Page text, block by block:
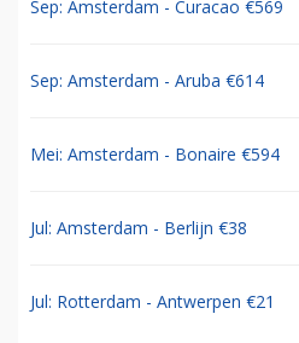
Sep: Amsterdam - Curacao €569
Sep: Amsterdam - Aruba €614
Mei: Amsterdam - Bonaire €594
Jul: Amsterdam - Berlijn €38
Jul: Rotterdam - Antwerpen €21